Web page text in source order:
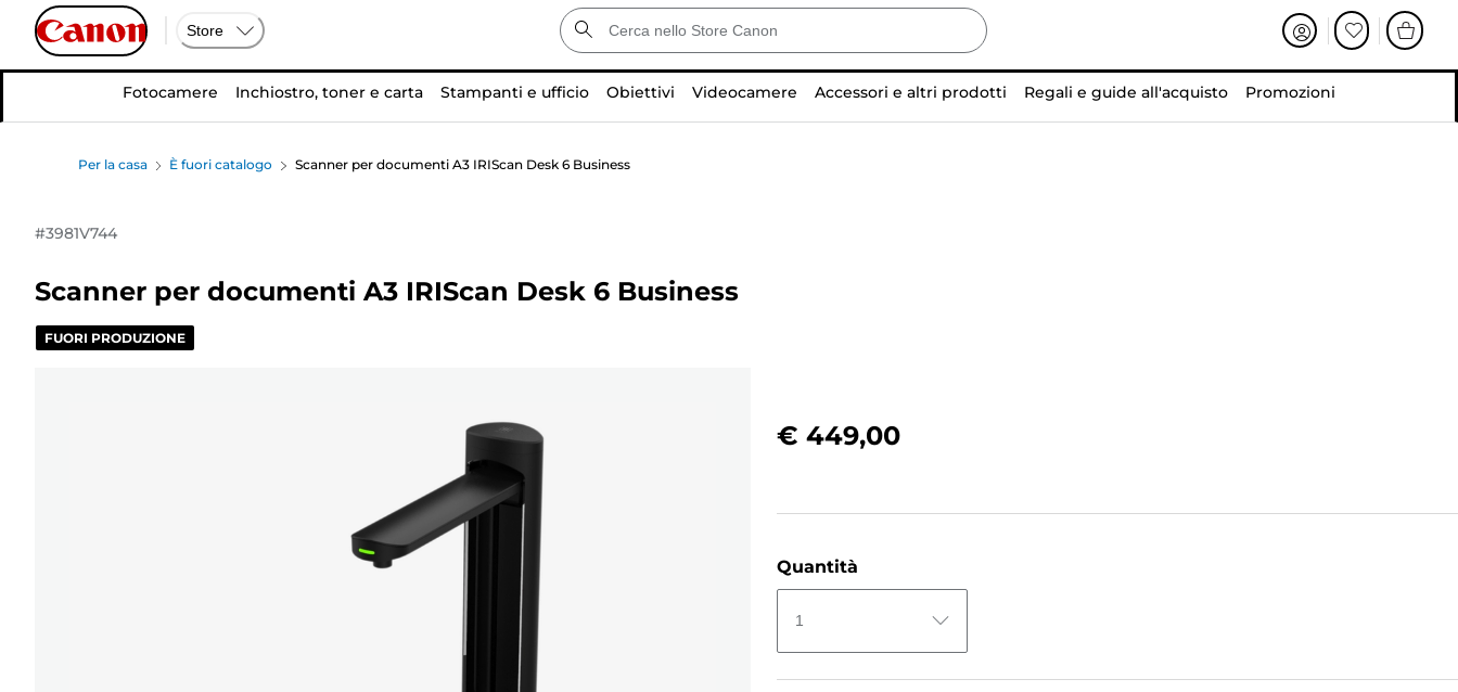
Store
Fotocamere Inchiostro, toner e carta Stampanti e ufficio Obiettivi Videocamere Accessori e altri prodotti Regali e guide all'acquisto Promozioni
Per la casa È fuori catalogo Scanner per documenti A3 IRIScan Desk 6 Business
#3981V744
Scanner per documenti A3 IRIScan Desk 6 Business
FUORI PRODUZIONE
€ 449,00
Quantità
1